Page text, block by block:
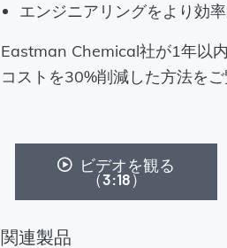
エンジニアリングをより効
Eastman Chemical社が1年以
コストを30%削減した方法をご
ビデオを観る
（3:18）
関連製品